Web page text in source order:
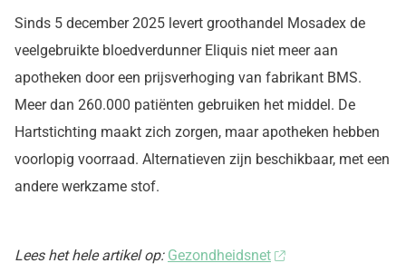
Sinds 5 december 2025 levert groothandel Mosadex de
veelgebruikte bloedverdunner Eliquis niet meer aan
apotheken door een prijsverhoging van fabrikant BMS.
Meer dan 260.000 patiënten gebruiken het middel. De
Hartstichting maakt zich zorgen, maar apotheken hebben
voorlopig voorraad. Alternatieven zijn beschikbaar, met een
andere werkzame stof.
Lees het hele artikel op: Gezondheidsnet